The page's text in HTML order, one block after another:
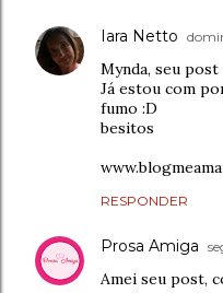
Iara Netto
Mynda, seu
Já estou com
fumo :D
besitos
RESPONDER
Prosa Amiga
Amei seu post,